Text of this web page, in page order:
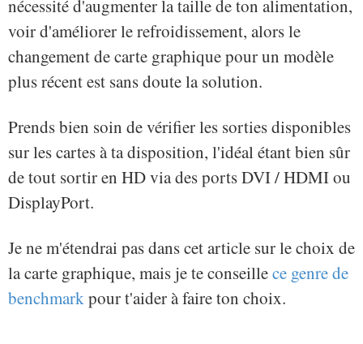
nécessité d'augmenter la taille de ton alimentation,
voir d'améliorer le refroidissement, alors le
changement de carte graphique pour un modèle
plus récent est sans doute la solution.
Prends bien soin de vérifier les sorties disponibles
sur les cartes à ta disposition, l'idéal étant bien sûr
de tout sortir en HD via des ports DVI / HDMI ou
DisplayPort.
Je ne m'étendrai pas dans cet article sur le choix de
la carte graphique, mais je te conseillece genre de
benchmarkpour t'aider à faire ton choix.